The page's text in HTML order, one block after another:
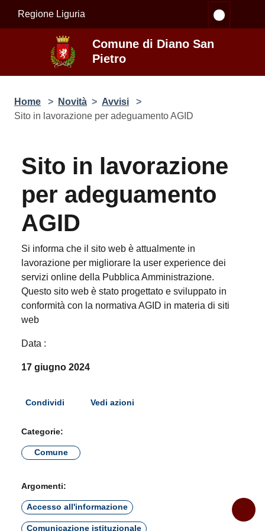
Regione Liguria
Comune di Diano San
Pietro
Home > Novità > Avvisi
>
Sito in lavorazione per adeguamento AGID
Sito in lavorazione
per adeguamento
AGID
Si informa che il sito web è attualmente in
lavorazione per migliorare la user experience dei
servizi online della Pubblica Amministrazione.
Questo sito web è stato progettato e sviluppato in
conformità con la normativa AGID in materia di siti
web
Data :
17 giugno 2024
Condividi Vedi azioni
Categorie:
Comune
Argomenti:
Accesso all'informazione
Comunicazione istituzionale